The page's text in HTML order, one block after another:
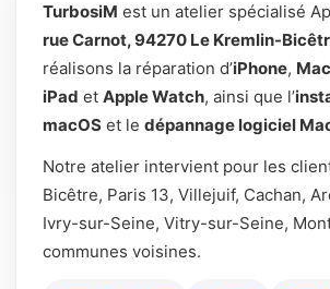
TurbosiM est un atelier spécialisé
rue Carnot, 94270 Le Kremlin-
réalisons la réparation d’iPhone,
iPad et Apple Watch, ainsi que l’
macOS et le dépannage logiciel
Notre atelier intervient pour les
Bicêtre, Paris 13, Villejuif, Cachan,
Ivry-sur-Seine, Vitry-sur-Seine,
communes voisines.